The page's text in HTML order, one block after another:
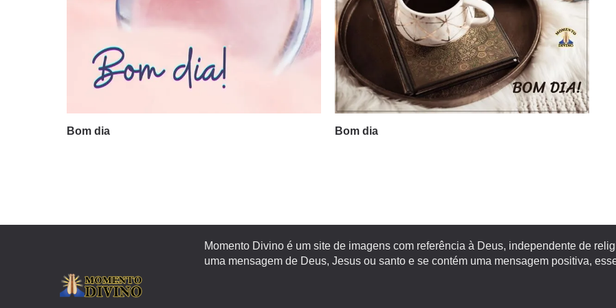
Bom dia Bom dia
Momento Divino é um site de imagens com referência à Deus, independente de
uma mensagem de Deus, Jesus ou santo e se contém uma mensagem positiva,